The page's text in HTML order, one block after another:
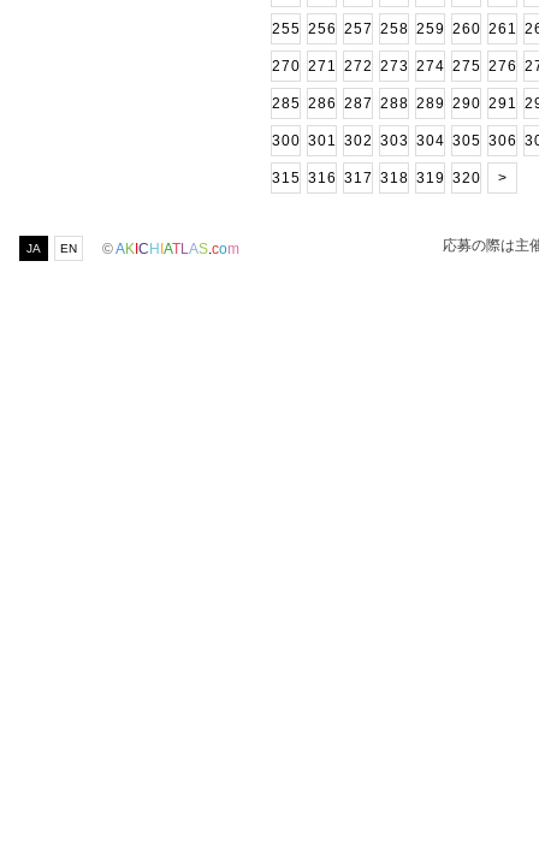
255 256 257 258 259 260 261
270 271 272 273 274 275 276
285 286 287 288 289 290 291
300 301 302 303 304 305 306
315 316 317 318 319 320 >
JA EN ©AK C H ATLAS.com 応募の際は主